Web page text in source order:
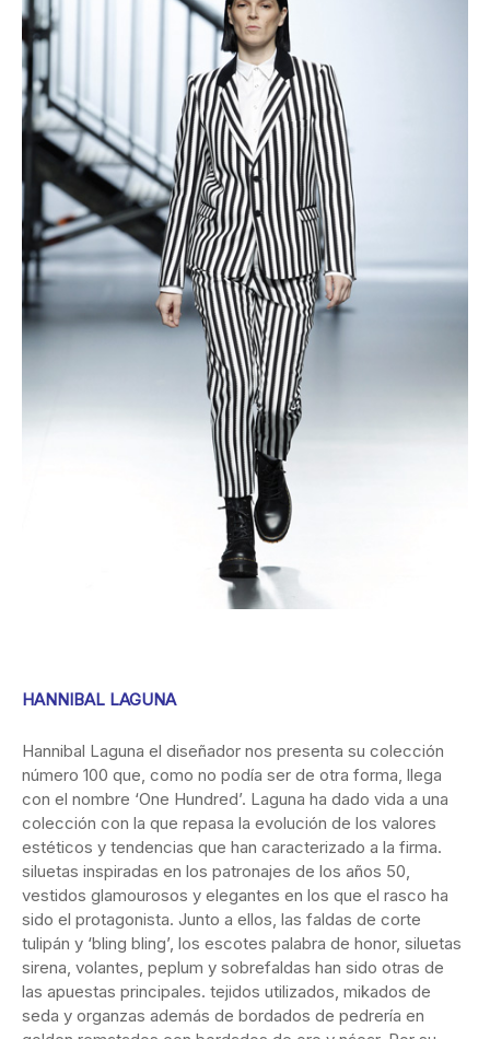
HANNIBAL LAGUNA
Hannibal Laguna el diseñador nos presenta su colección
número 100 que, como no podía ser de otra forma, llega
con el nombre ‘One Hundred’. Laguna ha dado vida a una
colección con la que repasa la evolución de los valores
estéticos y tendencias que han caracterizado a la firma.
siluetas inspiradas en los patronajes de los años 50,
vestidos glamourosos y elegantes en los que el rasco ha
sido el protagonista. Junto a ellos, las faldas de corte
tulipán y ‘bling bling’, los escotes palabra de honor, siluetas
sirena, volantes, peplum y sobrefaldas han sido otras de
las apuestas principales. tejidos utilizados, mikados de
seda y organzas además de bordados de pedrería en